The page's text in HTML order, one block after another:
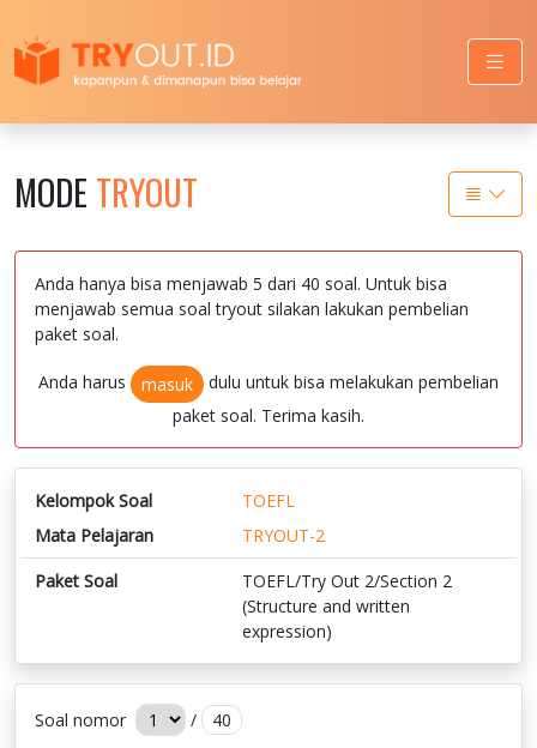
MODE TRYOUT
Anda hanya bisa menjawab 5 dari 40 soal. Untuk bisa
menjawab semua soal tryout silakan lakukan pembelian
paket soal.
Anda harus masuk
dulu untuk bisa melakukan pembelian
paket soal. Terima kasih.
Kelompok Soal
TOEFL
Mata Pelajaran
TRYOUT-2
Paket Soal
TOEFL/Try Out 2/Section 2
(Structure and written
expression)
Soal nomor / 40